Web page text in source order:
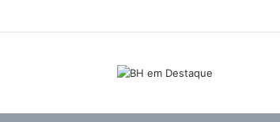
de suplente do Conselho de Mobilidade Urbana será